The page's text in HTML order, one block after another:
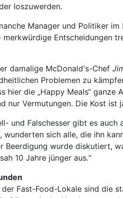
loszuwerden.
Manager und Politiker
merkwürdige Entscheidungen
damalige McDonald's-Chef
Problemen zu
hier die „Happy Meals“
nur Vermutungen. Die Kost ist
und Falschesser gibt es
wunderten sich alle, die ihn
Beerdigung wurde diskutiert,
10 Jahre jünger aus.“
Fast-Food-Lokale sind die